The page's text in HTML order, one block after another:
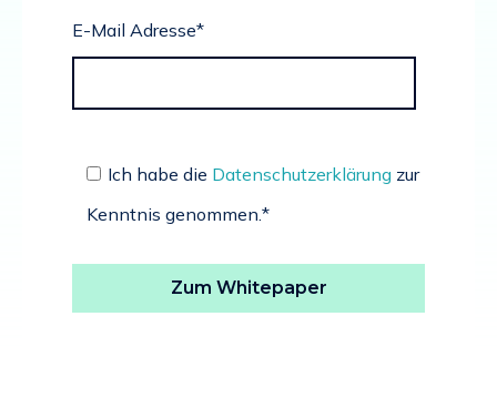
E-Mail Adresse*
Ich habe die Datenschutzerklärungzur
Kenntnis genommen.*